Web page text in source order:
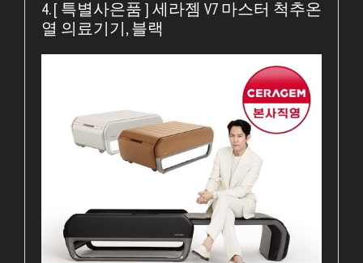
4. [ 특별사은품 ] 세라젬 V7 마스터 척추온
열 의료기기, 블랙